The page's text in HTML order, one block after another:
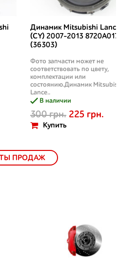
Динамик Mitsubishi
(CY) 2007-2013
(36303)
Фото запчасти может не
соответствовать по цвету,
комплектации или
состоянию.Динамик
Lance..
В наличии
300 грн. 225 грн.
Купить
ПРОДАЖ